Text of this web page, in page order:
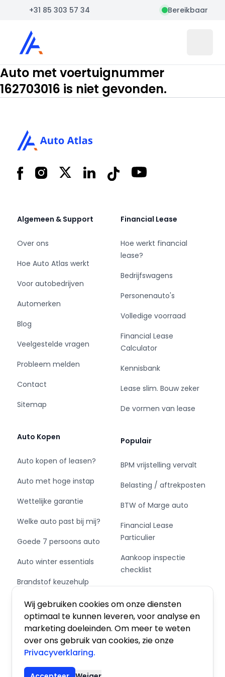
Wij gebruiken cookies om onze diensten
optimaal te kunnen leveren, voor analyse en
marketing doeleinden. Om meer te weten
over ons gebruik van cookies, zie onze
Privacyverklaring.
+31 85 303 57 34 Bereikbaar
Auto Atlas
Auto met voertuignummer
162703016 is niet gevonden.
FacebookInstagram
X LinkedInTiktok YouTube
Algemeen & Support
Over ons
Hoe Auto Atlas werkt
Voor autobedrijven
Automerken
Blog
Veelgestelde vragen
Probleem melden
Contact
Sitemap
Auto Kopen
Auto kopen of leasen?
Auto met hoge instap
Wettelijke garantie
Welke auto past bij mij?
Goede 7 persoons auto
Auto winter essentials
Brandstof keuzehulp
Schakel of automaat?
Financial Lease
Hoe werkt financial
lease?
Bedrijfswagens
Personenauto's
Volledige voorraad
Financial Lease
Calculator
Kennisbank
Lease slim. Bouw zeker
De vormen van lease
Populair
BPM vrijstelling vervalt
Belasting / aftrekposten
BTW of Marge auto
Financial Lease
Particulier
Aankoop inspectie
checklist
Private Leasen,
Financieren of Kopen?